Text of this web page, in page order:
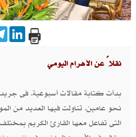
TelegramLinkedIn
نقلاً عن الأهرام اليومي
بدأت كتابة مقالات أسبوعية، فى
نحو عامين، تناولت فيها العديد من
التى تفاعل معها القارئ الكريم